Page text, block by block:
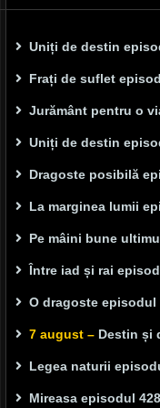
Uniți de destin
Frați de suflet
Jurământ pentru o
Uniți de destin
Dragoste posibilă
La marginea lumii
Pe mâini bune
Între iad și rai
O dragoste episodul
7 august – Destin și
Legea naturii
Mireasa episodul